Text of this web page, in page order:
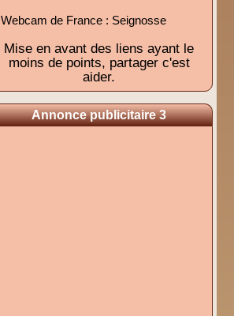
Webcam de France : Seignosse
Mise en avant des liens ayant le
moins de points, partager c'est
aider.
Annonce publicitaire 3